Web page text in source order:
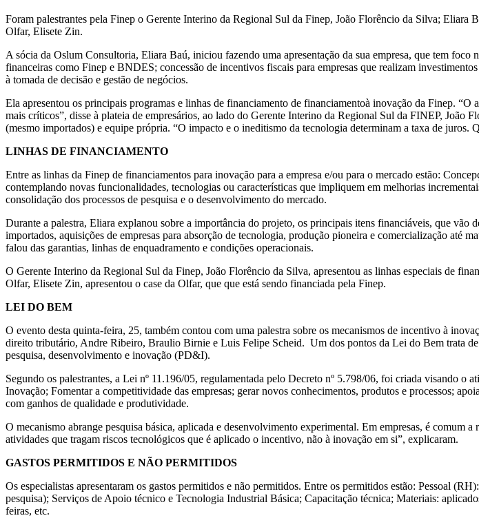
Foram palestrantes pela Finep o Gerente Interino da Regional Sul da Finep, João Florêncio da Silva;
Olfar, Elisete Zin.
A sócia da Oslum Consultoria, Eliara Baú, iniciou fazendo uma apresentação da sua empresa, que tem
financeiras como Finep e BNDES; concessão de incentivos fiscais para empresas que realizam
à tomada de decisão e gestão de negócios.
Ela apresentou os principais programas e linhas de financiamento de financiamentoà inovação da Finep.
mais críticos”, disse à plateia de empresários, ao lado do Gerente Interino da Regional Sul da FINEP,
(mesmo importados) e equipe própria. “O impacto e o ineditismo da tecnologia determinam a taxa de
LINHAS DE FINANCIAMENTO
Entre as linhas da Finep de financiamentos para inovação para a empresa e/ou para o mercado estão:
contemplando novas funcionalidades, tecnologias ou características que impliquem em melhorias
consolidação dos processos de pesquisa e o desenvolvimento do mercado.
Durante a palestra, Eliara explanou sobre a importância do projeto, os principais itens financiáveis, que vão
importados, aquisições de empresas para absorção de tecnologia, produção pioneira e comercialização até
falou das garantias, linhas de enquadramento e condições operacionais.
O Gerente Interino da Regional Sul da Finep, João Florêncio da Silva, apresentou as linhas especiais de
Olfar, Elisete Zin, apresentou o case da Olfar, que que está sendo financiada pela Finep.
LEI DO BEM
O evento desta quinta-feira, 25, também contou com uma palestra sobre os mecanismos de incentivo à
direito tributário, Andre Ribeiro, Braulio Birnie e Luis Felipe Scheid. Um dos pontos da Lei do Bem trata
pesquisa, desenvolvimento e inovação (PD&I).
Segundo os palestrantes, a Lei nº 11.196/05, regulamentada pelo Decreto nº 5.798/06, foi criada visando
Inovação; Fomentar a competitividade das empresas; gerar novos conhecimentos, produtos e processos;
com ganhos de qualidade e produtividade.
O mecanismo abrange pesquisa básica, aplicada e desenvolvimento experimental. Em empresas, é comum
atividades que tragam riscos tecnológicos que é aplicado o incentivo, não à inovação em si”, explicaram.
GASTOS PERMITIDOS E NÃO PERMITIDOS
Os especialistas apresentaram os gastos permitidos e não permitidos. Entre os permitidos estão: Pessoal
pesquisa); Serviços de Apoio técnico e Tecnologia Industrial Básica; Capacitação técnica; Materiais:
feiras, etc.